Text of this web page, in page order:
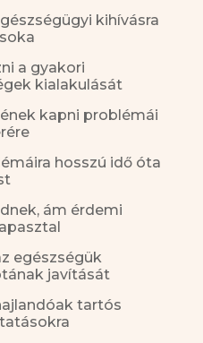
kihívásra
a gyakori
kialakulását
kapni problémái
hosszú idő óta
ám érdemi
egészségük
javítását
tartós